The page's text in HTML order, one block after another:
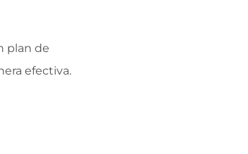
plan de
efectiva.